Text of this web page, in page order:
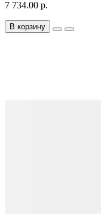
7 734.00 р.
В корзину